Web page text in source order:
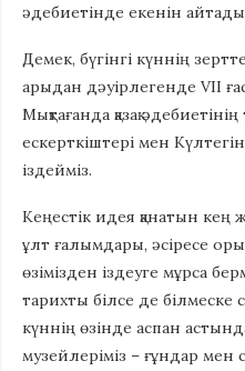
әдебиетінде екенін
Демек, бүгінгі күннің
арыдан дәуірлегенде VІІ
Мықтағанда қазақ
ескерткіштері мен
іздейміз.
Кеңестік идея қанатын кең
ұлт ғалымдары, әсіресе
өзімізден іздеуге мұрса
тарихты білсе де білмеске
күннің өзінде аспан
музейлеріміз – ғұндар мен